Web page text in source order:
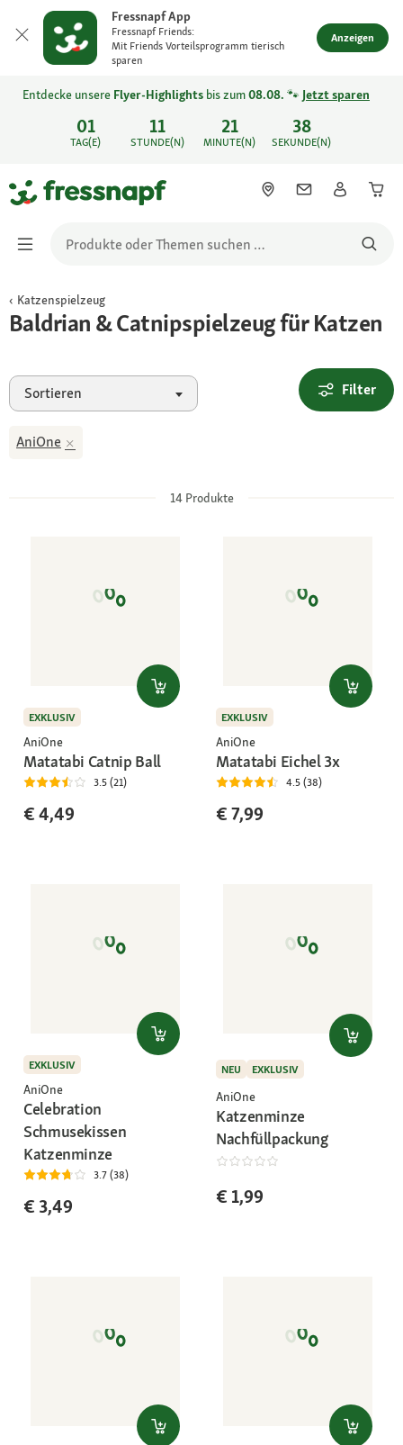
Fressnapf App
Fressnapf Friends:
Mit Friends Vorteilsprogramm tierisch
sparen
Anzeigen
01
TAG(E)
11
STUNDE(N)
21
MINUTE(N)
38
SEKUNDE(N)
Entdecke unsere Flyer-Highlights bis zum08.08. 🐾 Jetzt sparen
Katzenspielzeug
Baldrian & Catnipspielzeug für Katzen
Sortieren Filter
AniOne
14Produkte
EXKLUSIV
AniOne
Matatabi Catnip Ball
3.5 (21)
€ 4,49
EXKLUSIV
AniOne
Matatabi Eichel 3x
4.5 (38)
€ 7,99
EXKLUSIV
AniOne
Celebration
Schmusekissen
Katzenminze
3.7 (38)
€ 3,49
NEU EXKLUSIV
AniOne
Katzenminze
Nachfüllpackung
€ 1,99